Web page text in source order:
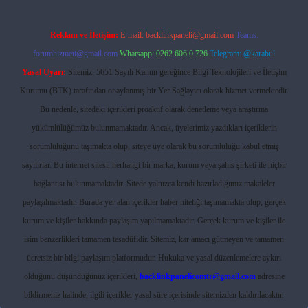
Reklam ve İletişim: E-mail: backlinkpaneli@gmail.com Teams:
forumhizmeti@gmail.com Whatsapp: 0262 606 0 726 Telegram: @karabul
Yasal Uyarı: Sitemiz, 5651 Sayılı Kanun gereğince Bilgi Teknolojileri ve İletişim
Kurumu (BTK) tarafından onaylanmış bir Yer Sağlayıcı olarak hizmet vermektedir.
Bu nedenle, sitedeki içerikleri proaktif olarak denetleme veya araştırma
yükümlülüğümüz bulunmamaktadır. Ancak, üyelerimiz yazdıkları içeriklerin
sorumluluğunu taşımakta olup, siteye üye olarak bu sorumluluğu kabul etmiş
sayılırlar. Bu internet sitesi, herhangi bir marka, kurum veya şahıs şirketi ile hiçbir
bağlantısı bulunmamaktadır. Sitede yalnızca kendi hazırladığımız makaleler
paylaşılmaktadır. Burada yer alan içerikler haber niteliği taşımamakta olup, gerçek
kurum ve kişiler hakkında paylaşım yapılmamaktadır. Gerçek kurum ve kişiler ile
isim benzerlikleri tamamen tesadüfidir. Sitemiz, kar amacı gütmeyen ve tamamen
ücretsiz bir bilgi paylaşım platformudur. Hukuka ve yasal düzenlemelere aykırı
olduğunu düşündüğünüz içerikleri, backlinkpanelicomtr@gmail.comadresine
bildirmeniz halinde, ilgili içerikler yasal süre içerisinde sitemizden kaldırılacaktır.